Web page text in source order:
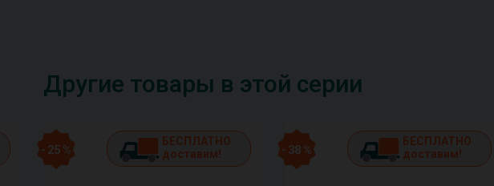
Другие товары в этой серии
- 25 %
БЕСПЛАТНО
доставим!
- 38 %
БЕСПЛАТНО
доставим!